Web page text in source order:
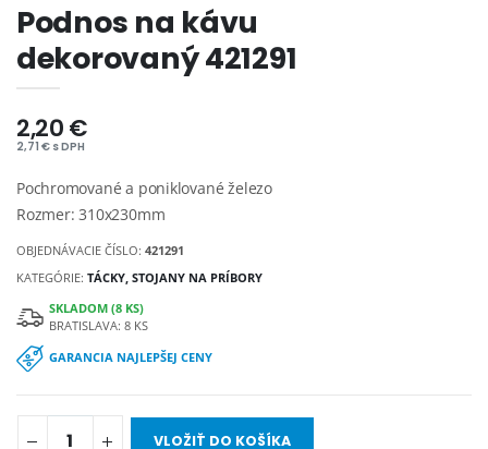
Podnos na kávu
dekorovaný 421291
2,20 €
2,71 € s DPH
Pochromované a poniklované železo
Rozmer: 310x230mm
OBJEDNÁVACIE ČÍSLO:421291
KATEGÓRIE:TÁCKY, STOJANY NA PRÍBORY
SKLADOM (8 KS)
BRATISLAVA: 8 KS
GARANCIA NAJLEPŠEJ CENY
VLOŽIŤ DO KOŠÍKA